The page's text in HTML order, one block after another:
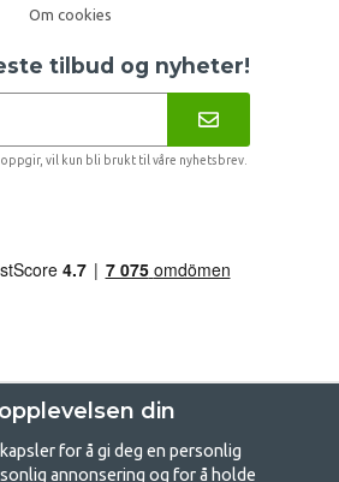
Om cookies
tilbud og nyheter!
vil kun bli brukt til våre nyhetsbrev.
din
for å gi deg en personlig
annonsering og for å holde